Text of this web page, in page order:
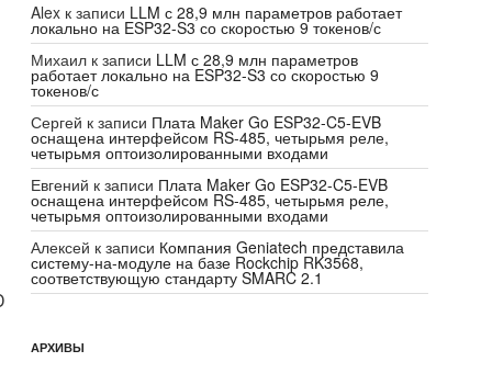
Alex к записи LLM с 28,9 млн параметров работает
локально на ESP32-S3 со скоростью 9 токенов/с
Михаил к записи LLM с 28,9 млн параметров
работает локально на ESP32-S3 со скоростью 9
токенов/с
Сергей к записи Плата Maker Go ESP32-C5-EVB
оснащена интерфейсом RS-485, четырьмя реле,
четырьмя оптоизолированными входами
Евгений к записи Плата Maker Go ESP32-C5-EVB
оснащена интерфейсом RS-485, четырьмя реле,
четырьмя оптоизолированными входами
Алексей к записи Компания Geniatech представила
систему-на-модуле на базе Rockchip RK3568,
соответствующую стандарту SMARC 2.1
АРХИВЫ